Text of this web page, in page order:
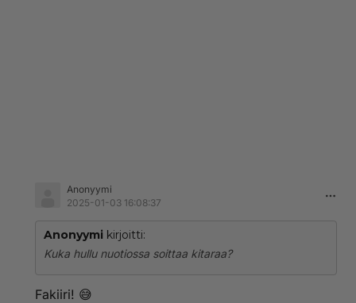
Anonyymi
2025-01-03 16:08:37
Anonyymi kirjoitti:
Kuka hullu nuotiossa soittaa kitaraa?
Fakiiri! 😅